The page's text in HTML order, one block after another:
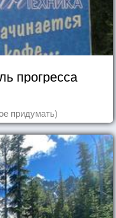
прогресса
придумать)